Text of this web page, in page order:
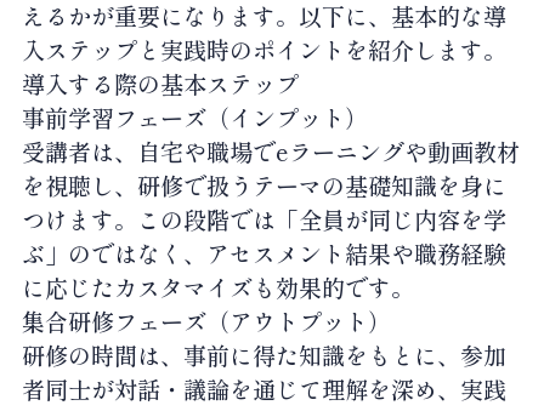
えるかが重要になります。以下に、基本的な導
入ステップと実践時のポイントを紹介します。
導入する際の基本ステップ
事前学習フェーズ（インプット）
受講者は、自宅や職場でeラーニングや動画教材
を視聴し、研修で扱うテーマの基礎知識を身に
つけます。この段階では「全員が同じ内容を学
ぶ」のではなく、アセスメント結果や職務経験
に応じたカスタマイズも効果的です。
集合研修フェーズ（アウトプット）
研修の時間は、事前に得た知識をもとに、参加
者同士が対話・議論を通じて理解を深め、実践